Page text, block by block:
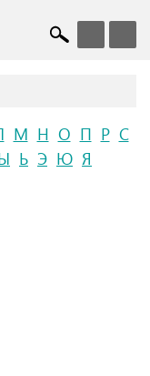
М Н О П Р С
Ь Э Ю Я